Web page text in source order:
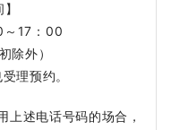
～17：00
除外）
理预约。
上述电话号码的场合，